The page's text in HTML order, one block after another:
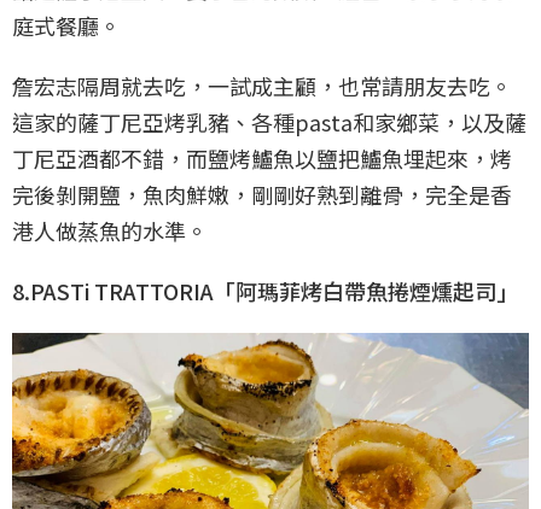
庭式餐廳。
詹宏志隔周就去吃，一試成主顧，也常請朋友去吃。
這家的薩丁尼亞烤乳豬、各種pasta和家鄉菜，以及薩
丁尼亞酒都不錯，而鹽烤鱸魚以鹽把鱸魚埋起來，烤
完後剝開鹽，魚肉鮮嫩，剛剛好熟到離骨，完全是香
港人做蒸魚的水準。
8.PASTi TRATTORIA「阿瑪菲烤白帶魚捲煙燻起司」